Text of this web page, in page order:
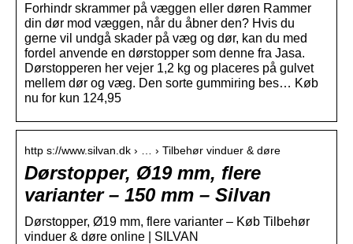
Forhindr skrammer på væggen eller døren Rammer
din dør mod væggen, når du åbner den? Hvis du
gerne vil undgå skader på væg og dør, kan du med
fordel anvende en dørstopper som denne fra Jasa.
Dørstopperen her vejer 1,2 kg og placeres på gulvet
mellem dør og væg. Den sorte gummiring bes… Køb
nu for kun 124,95
http s://www.silvan.dk › … › Tilbehør vinduer & døre
Dørstopper, Ø19 mm, flere
varianter – 150 mm – Silvan
Dørstopper, Ø19 mm, flere varianter – Køb Tilbehør
vinduer & døre online | SILVAN